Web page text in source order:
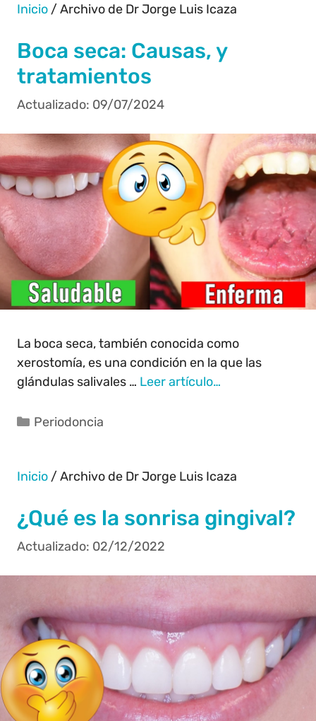
Inicio /Archivo de Dr Jorge Luis Icaza
Boca seca: Causas, y
tratamientos
09/07/2024
La boca seca, también conocida como
xerostomía, es una condición en la que las
glándulas salivales … Leer artículo…
Periodoncia
Inicio /Archivo de Dr Jorge Luis Icaza
¿Qué es la sonrisa gingival?
02/12/2022